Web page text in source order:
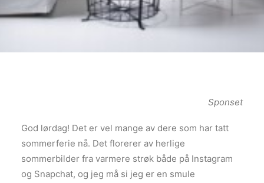
Sponset
God lørdag! Det er vel mange av dere som har tatt
sommerferie nå. Det florerer av herlige
sommerbilder fra varmere strøk både på Instagram
og Snapchat, og jeg må si jeg er en smule